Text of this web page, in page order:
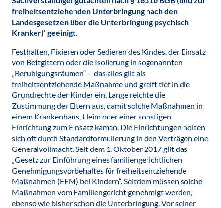
freiheitsentziehenden Unterbringung nach den
Landesgesetzen über die Unterbringung psychisch
Kranker)‘ geeinigt.
Festhalten, Fixieren oder Sedieren des Kindes, der Einsatz
von Bettgittern oder die Isolierung in sogenannten
„Beruhigungsräumen“ – das alles gilt als
freiheitsentziehende Maßnahme und greift tief in die
Grundrechte der Kinder ein. Lange reichte die
Zustimmung der Eltern aus, damit solche Maßnahmen in
einem Krankenhaus, Heim oder einer sonstigen
Einrichtung zum Einsatz kamen. Die Einrichtungen holten
sich oft durch Standardformulierung in den Verträgen eine
Generalvollmacht. Seit dem 1. Oktober 2017 gilt das
„Gesetz zur Einführung eines familiengerichtlichen
Genehmigungsvorbehaltes für freiheitsentziehende
Maßnahmen (FEM) bei Kindern“. Seitdem müssen solche
Maßnahmen vom Familiengericht genehmigt werden,
ebenso wie bisher schon die Unterbringung. Vor seiner